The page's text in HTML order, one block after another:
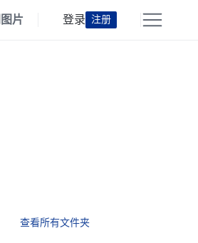
图片 登录 注册
查看所有文件夹